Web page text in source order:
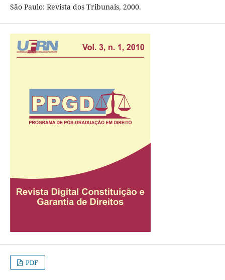
São Paulo: Revista dos Tribunais, 2000.
PDF